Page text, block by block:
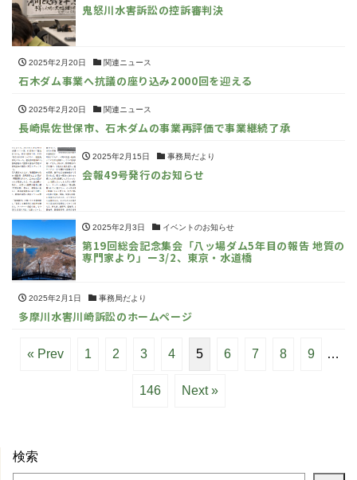
鬼怒川水害訴訟の控訴審判決
2025年2月20日 関連ニュース
石木ダム事業へ抗議の座り込み2000回を迎える
2025年2月20日 関連ニュース
長崎県佐世保市、石木ダムの事業再評価で事業継続了承
2025年2月15日 事務局だより
会報49号発行のお知らせ
2025年2月3日 イベントのお知らせ
第19回総会記念集会「八ッ場ダム5年目の報告 地質の
専門家より」ー3/2、東京・水道橋
2025年2月1日 事務局だより
多摩川水害川崎訴訟のホームページ
« Prev 1 2 3 4 5 6 7 8 9 …
146 Next »
検索